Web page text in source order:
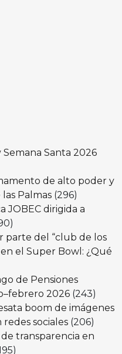
Santa 2026
de alto poder y
Palmas (296)
JOBEC dirigida a
parte del “club de los
el Super Bowl: ¿Qué
de Pensiones
2026 (243)
boom de imágenes
redes sociales (206)
transparencia en